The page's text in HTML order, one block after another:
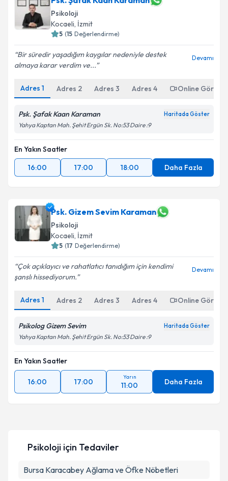
Psikoloji
Kocaeli, İzmit
5 (15 Değerlendirme)
Bir süredir yaşadığım kaygılar nedeniyle destek
almaya karar verdim ve...
Devamı
Adres 1 Adres 2 Adres 3 Adres 4 Online
Psk. Şafak Kaan Karaman Haritada Göster
Yahya Kaptan Mah. Şehit Ergün Sk. No:53 Daire :9
En Yakın Saatler
16:00
17:00 18:00 Daha Fazla
Psk. Gizem Sevim Karaman
Psikoloji
Kocaeli, İzmit
5 (17 Değerlendirme)
Çok açıklayıcı ve rahatlatıcı tanıdığım için kendimi
şanslı hissediyorum.
Devamı
Adres 1 Adres 2 Adres 3 Adres 4 Online
Psikolog Gizem Sevim Haritada Göster
Yahya Kaptan Mah. Şehit Ergün Sk. No:53 Daire :9
En Yakın Saatler
16:00 17:00
Yarın
11:00 Daha Fazla
Psikoloji için Tedaviler
Bursa Karacabey Ağlama ve Öfke Nöbetleri